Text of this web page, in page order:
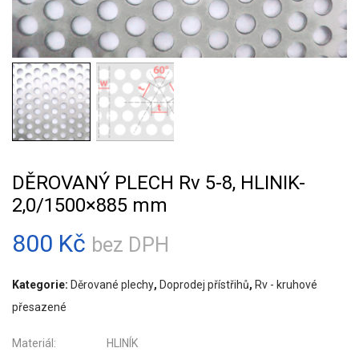
DĚROVANÝ PLECH Rv 5-8, HLINIK-
2,0/1500×885 mm
800 Kč bez DPH
Kategorie: Děrované plechy, Doprodej přístřihů, Rv - kruhové
přesazené
Materiál: HLINÍK